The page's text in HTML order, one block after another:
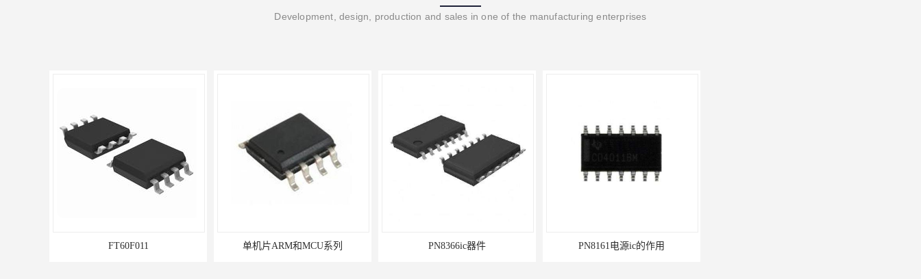
Development, design, production and sales in one of the manufacturing enterprises
FT60F011 单机片ARM和MCU系列 PN8366ic器件 PN8161电源ic的作用